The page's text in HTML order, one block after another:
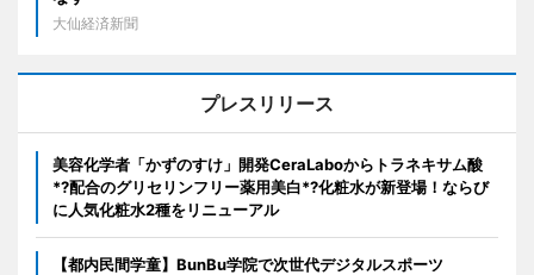
大仙経済新聞
プレスリリース
美容化学者「かずのすけ」開発CeraLaboからトラネキサム酸
*?配合のグリセリンフリー薬用美白*?化粧水が新登場！ならび
に人気化粧水2種をリニューアル
【都内民間学童】BunBu学院で次世代デジタルスポーツ